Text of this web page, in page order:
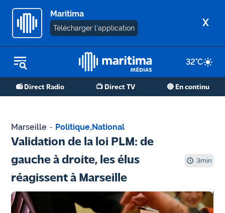
Maritima
Télécharger l'application X
32°C
📻 Direct Radio 📺 Direct TV 🔴 En continu
REPLAY RADIO
REPLAY TV
Martigues
de Berre
Marseille
- Aix
Marseille - Politique,National
Validation de la loi PLM: de
gauche à droite, les élus
réagissent à Marseille
3min